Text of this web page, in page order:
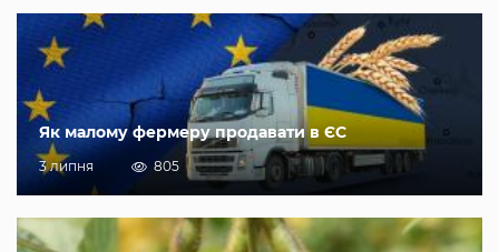
Як малому фермеру продавати в ЄС
3 липня 805